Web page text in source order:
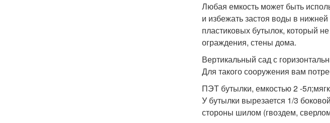
Любая емкость может быть
и избежать застоя воды в
пластиковых бутылок, который
ограждения, стены дома.
Вертикальный сад с
Для такого сооружения вам
ПЭТ бутылки, емкостью 2 -
У бутылки вырезается 1/3
стороны шилом (гвоздем,